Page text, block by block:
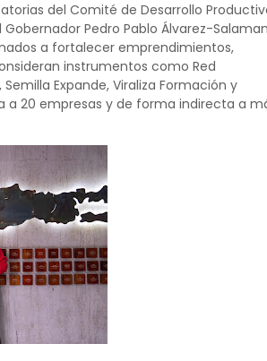
del Comité de Desarrollo
Pedro Pablo Álvarez-
a fortalecer emprendimientos,
instrumentos como Red
Expande, Viraliza Formación y
a 20 empresas y de forma indirecta a